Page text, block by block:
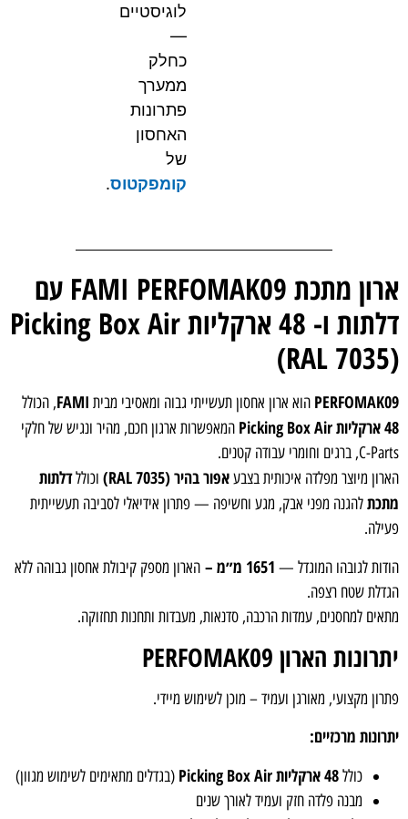
לוגיסטיים
—
כחלק
ממערך
פתרונות
האחסון
של
קומפקטוס.
ארון מתכת FAMI PERFOMAK09 עם
דלתות ו- 48 ארקליות Picking Box Air
(RAL 7035)
PERFOMAK09הוא ארון אחסון תעשייתי גבוה ומאסיבי מביתFAMI, הכולל
48 ארקליות Picking Box Air
המאפשרות ארגון חכם, מהיר ונגיש של חלקי
C-Parts, ברגים וחומרי עבודה קטנים.
הארון מיוצר מפלדה איכותית בצבעאפור בהיר (RAL 7035) וכוללדלתות
מתכתלהגנה מפני אבק, מגע וחשיפה — פתרון אידיאלי לסביבה תעשייתית
פעילה.
הודות לגובהו המוגדל —1651 מ״מ –
הארון מספק קיבולת אחסון גבוהה ללא
הגדלת שטח רצפה.
מתאים למחסנים, עמדות הרכבה, סדנאות, מעבדות ותחנות תחזוקה.
יתרונות הארון PERFOMAK09
פתרון מקצועי, מאורגן ועמיד – מוכן לשימוש מיידי.
יתרונות מרכזיים:
כולל48 ארקליות Picking Box Air
(בגדלים מתאימים לשימוש מגוון)
מבנה פלדה חזק ועמיד לאורך שנים